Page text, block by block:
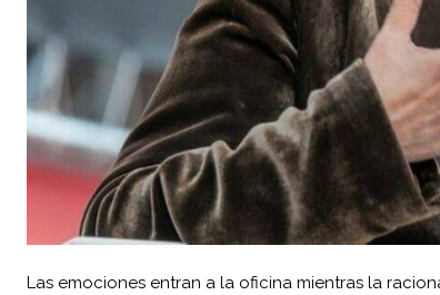
Las emociones entran a la oficina mientras la